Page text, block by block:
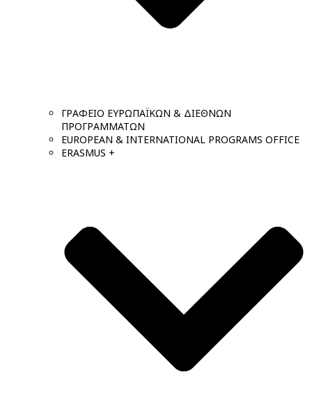
ΓΡΑΦΕΙΟ ΕΥΡΩΠΑΪΚΩΝ & ΔΙΕΘΝΩΝ
ΠΡΟΓΡΑΜΜΑΤΩΝ
EUROPEAN & INTERNATIONAL PROGRAMS OFFICE
ERASMUS +